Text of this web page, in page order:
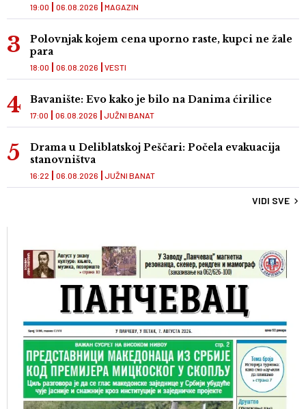
MAGAZIN
19:00 06.08.2026
Polovnjak kojem cena uporno raste, kupci ne žale
para
VESTI
18:00 06.08.2026
Bavanište: Evo kako je bilo na Danima ćirilice
JUŽNI BANAT
17:00 06.08.2026
Drama u Deliblatskoj Peščari: Počela evakuacija
stanovništva
JUŽNI BANAT
16:22 06.08.2026
VIDI SVE